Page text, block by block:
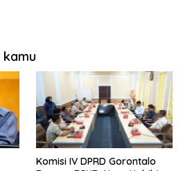
Komisi IV DPRD Gorontalo